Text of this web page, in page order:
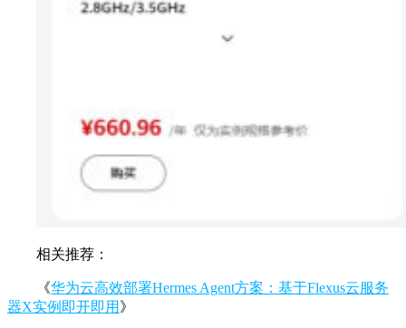
相关推荐：
《华为云高效部署Hermes Agent方案：基于Flexus云服务
器X实例即开即用 》